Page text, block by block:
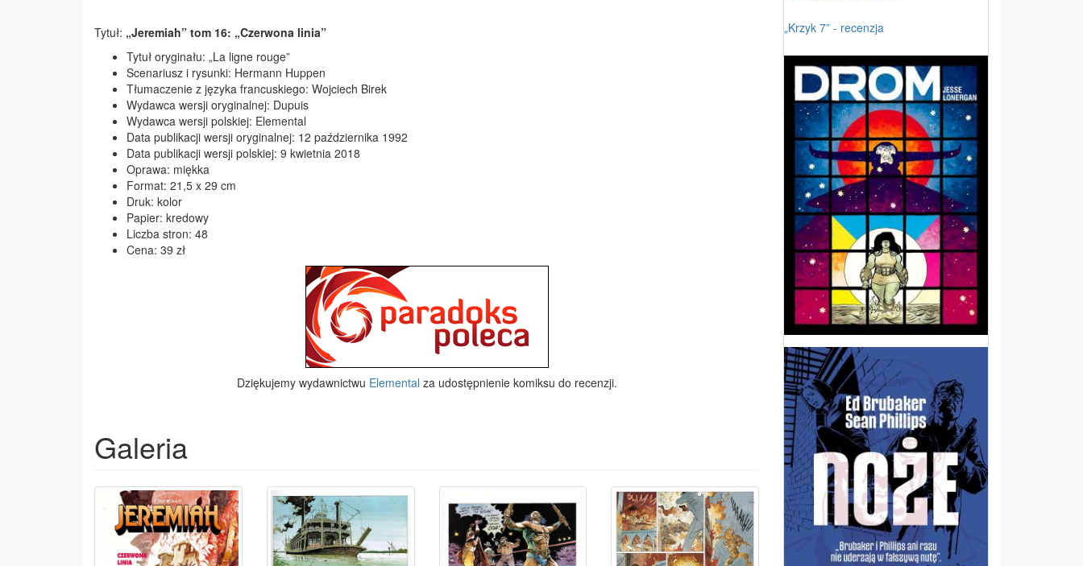
Tytuł: „Jeremiah” tom 16: „Czerwona linia”
Tytuł oryginału: „La ligne rouge”
Scenariusz i rysunki: Hermann Huppen
Tłumaczenie z języka francuskiego: Wojciech Birek
Wydawca wersji oryginalnej: Dupuis
Wydawca wersji polskiej: Elemental
Data publikacji wersji oryginalnej: 12 października 1992
Data publikacji wersji polskiej: 9 kwietnia 2018
Oprawa: miękka
Format: 21,5 x 29 cm
Druk: kolor
Papier: kredowy
Liczba stron: 48
Cena: 39 zł
Dziękujemy wydawnictwu Elemental za udostępnienie komiksu do recenzji.
Galeria
„Krzyk 7” - recenzja